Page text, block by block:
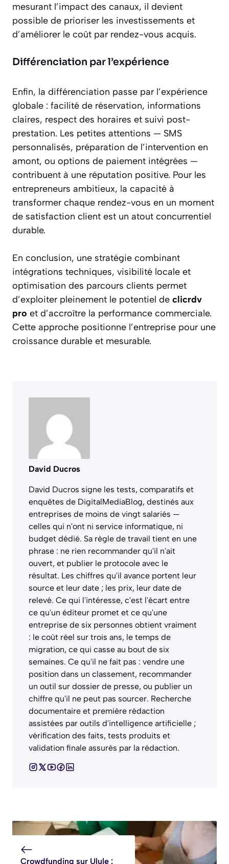
mesurant l’impact des canaux, il devient
possible de prioriser les investissements et
d’améliorer le coût par rendez-vous acquis.
Différenciation par l’expérience
Enfin, la différenciation passe par l’expérience
globale : facilité de réservation, informations
claires, respect des horaires et suivi post-
prestation. Les petites attentions — SMS
personnalisés, préparation de l’intervention en
amont, ou options de paiement intégrées —
contribuent à une réputation positive. Pour les
entrepreneurs ambitieux, la capacité à
transformer chaque rendez-vous en un moment
de satisfaction client est un atout concurrentiel
durable.
En conclusion, une stratégie combinant
intégrations techniques, visibilité locale et
optimisation des parcours clients permet
d’exploiter pleinement le potentiel de clicrdv
pro et d’accroître la performance commerciale.
Cette approche positionne l’entreprise pour une
croissance durable et mesurable.
David Ducros
David Ducros signe les tests, comparatifs et
enquêtes de DigitalMediaBlog, destinés aux
entreprises de moins de vingt salariés —
celles qui n'ont ni service informatique, ni
budget dédié. Sa règle de travail tient en une
phrase : ne rien recommander qu'il n'ait
ouvert, et publier le protocole avec le
résultat. Les chiffres qu'il avance portent leur
source et leur date ; les prix, leur date de
relevé. Ce qui l'intéresse, c'est l'écart entre
ce qu'un éditeur promet et ce qu'une
entreprise de six personnes obtient vraiment
: le coût réel sur trois ans, le temps de
migration, ce qui casse au bout de six
semaines. Ce qu'il ne fait pas : vendre une
position dans un classement, recommander
un outil sur dossier de presse, ou publier un
chiffre qu'il ne peut pas sourcer. Recherche
documentaire et première rédaction
assistées par outils d'intelligence artificielle ;
vérification des faits, tests produits et
validation finale assurés par la rédaction.
Crowdfunding sur Ulule :